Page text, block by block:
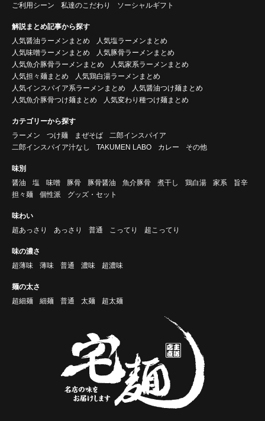
ご利用シーン
私達のこだわり ソーシャルギフト
解説まとめ記事から探す
人気醤油ラーメンまとめ
人気塩ラーメンまとめ
人気味噌ラーメンまとめ
人気豚骨ラーメンまとめ
人気魚介豚骨ラーメンまとめ
人気家系ラーメンまとめ
人気担々麺まとめ
人気鶏白湯ラーメンまとめ
人気インスパイア系ラーメンまとめ
人気醤油つけ麺まとめ
人気魚介豚骨つけ麺まとめ
人気変わり種つけ麺まとめ
カテゴリーから探す
ラーメン
つけ麺 まぜそば
二郎インスパイア
二郎インスパイア汁なし
TAKUMEN LABO カレー その他
味別
醤油
塩 味噌 豚骨 豚骨醤油 魚介豚骨 煮干し 鶏白湯 家系
旨辛
担々麺
個性派 グッズ・セット
味わい
超あっさり
あっさり 普通 こってり 超こってり
味の濃さ
超薄味
薄味 普通 濃味 超濃味
麺の太さ
超細麺
細麺 普通 太麺 超太麺